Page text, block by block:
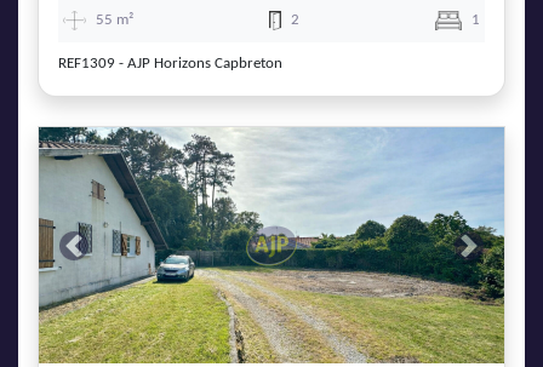
55 m² 2 1
REF1309 - AJP Horizons Capbreton
Previous Next